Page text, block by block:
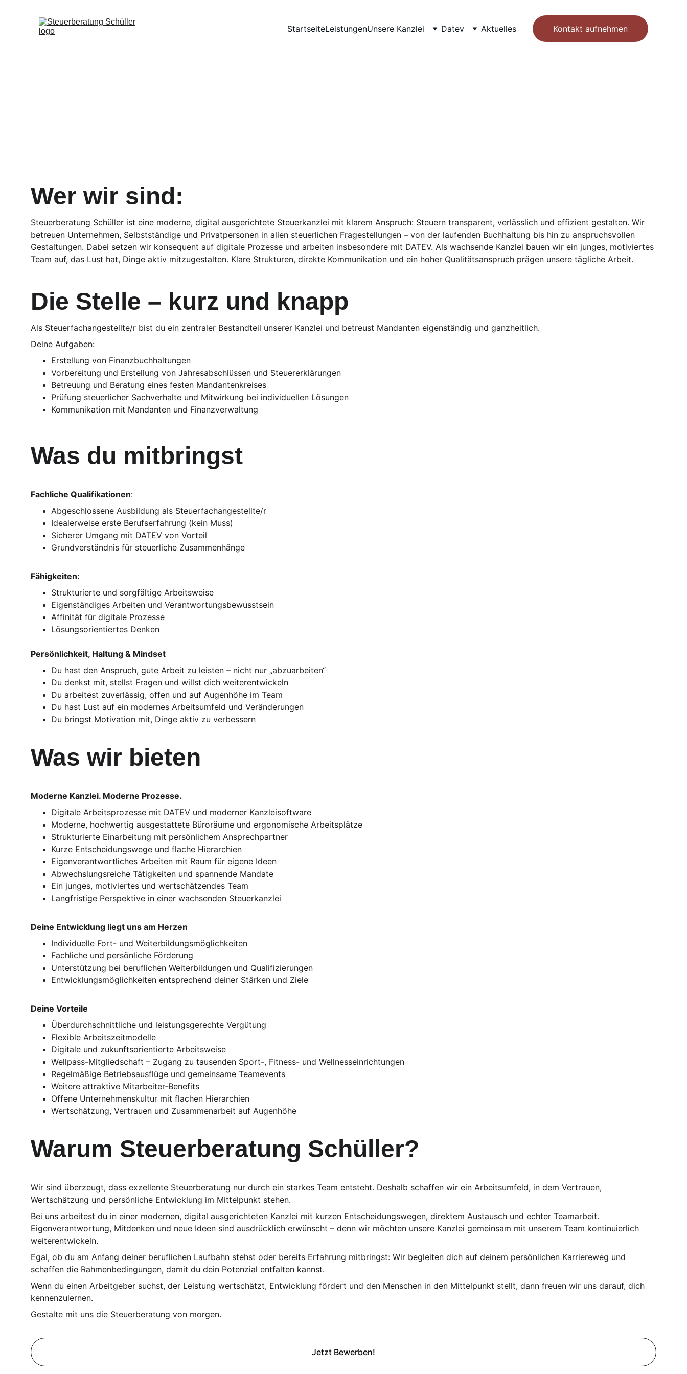
StartseiteLeistungenUnsere Kanzlei Datev Aktuelles Kontakt aufnehmen
Wer wir sind:
Steuerberatung Schüller ist eine moderne, digital ausgerichtete Steuerkanzlei mit klarem Anspruch: Steuern transparent, verlässlich und effizient gestalten. Wir
betreuen Unternehmen, Selbstständige und Privatpersonen in allen steuerlichen Fragestellungen – von der laufenden Buchhaltung bis hin zu anspruchsvollen
Gestaltungen. Dabei setzen wir konsequent auf digitale Prozesse und arbeiten insbesondere mit DATEV. Als wachsende Kanzlei bauen wir ein junges, motiviertes
Team auf, das Lust hat, Dinge aktiv mitzugestalten. Klare Strukturen, direkte Kommunikation und ein hoher Qualitätsanspruch prägen unsere tägliche Arbeit.
Die Stelle – kurz und knapp
Als Steuerfachangestellte/r bist du ein zentraler Bestandteil unserer Kanzlei und betreust Mandanten eigenständig und ganzheitlich.
Deine Aufgaben:
Erstellung von Finanzbuchhaltungen
Vorbereitung und Erstellung von Jahresabschlüssen und Steuererklärungen
Betreuung und Beratung eines festen Mandantenkreises
Prüfung steuerlicher Sachverhalte und Mitwirkung bei individuellen Lösungen
Kommunikation mit Mandanten und Finanzverwaltung
Was du mitbringst
Fachliche Qualifikationen:
Abgeschlossene Ausbildung als Steuerfachangestellte/r
Idealerweise erste Berufserfahrung (kein Muss)
Sicherer Umgang mit DATEV von Vorteil
Grundverständnis für steuerliche Zusammenhänge
Fähigkeiten:
Strukturierte und sorgfältige Arbeitsweise
Eigenständiges Arbeiten und Verantwortungsbewusstsein
Affinität für digitale Prozesse
Lösungsorientiertes Denken
Persönlichkeit, Haltung & Mindset
Du hast den Anspruch, gute Arbeit zu leisten – nicht nur „abzuarbeiten“
Du denkst mit, stellst Fragen und willst dich weiterentwickeln
Du arbeitest zuverlässig, offen und auf Augenhöhe im Team
Du hast Lust auf ein modernes Arbeitsumfeld und Veränderungen
Du bringst Motivation mit, Dinge aktiv zu verbessern
Was wir bieten
Moderne Kanzlei. Moderne Prozesse.
Digitale Arbeitsprozesse mit DATEV und moderner Kanzleisoftware
Moderne, hochwertig ausgestattete Büroräume und ergonomische Arbeitsplätze
Strukturierte Einarbeitung mit persönlichem Ansprechpartner
Kurze Entscheidungswege und flache Hierarchien
Eigenverantwortliches Arbeiten mit Raum für eigene Ideen
Abwechslungsreiche Tätigkeiten und spannende Mandate
Ein junges, motiviertes und wertschätzendes Team
Langfristige Perspektive in einer wachsenden Steuerkanzlei
Deine Entwicklung liegt uns am Herzen
Individuelle Fort- und Weiterbildungsmöglichkeiten
Fachliche und persönliche Förderung
Unterstützung bei beruflichen Weiterbildungen und Qualifizierungen
Entwicklungsmöglichkeiten entsprechend deiner Stärken und Ziele
Deine Vorteile
Überdurchschnittliche und leistungsgerechte Vergütung
Flexible Arbeitszeitmodelle
Digitale und zukunftsorientierte Arbeitsweise
Wellpass-Mitgliedschaft – Zugang zu tausenden Sport-, Fitness- und Wellnesseinrichtungen
Regelmäßige Betriebsausflüge und gemeinsame Teamevents
Weitere attraktive Mitarbeiter-Benefits
Offene Unternehmenskultur mit flachen Hierarchien
Wertschätzung, Vertrauen und Zusammenarbeit auf Augenhöhe
Warum Steuerberatung Schüller?
Wir sind überzeugt, dass exzellente Steuerberatung nur durch ein starkes Team entsteht. Deshalb schaffen wir ein Arbeitsumfeld, in dem Vertrauen,
Wertschätzung und persönliche Entwicklung im Mittelpunkt stehen.
Bei uns arbeitest du in einer modernen, digital ausgerichteten Kanzlei mit kurzen Entscheidungswegen, direktem Austausch und echter Teamarbeit.
Eigenverantwortung, Mitdenken und neue Ideen sind ausdrücklich erwünscht – denn wir möchten unsere Kanzlei gemeinsam mit unserem Team kontinuierlich
weiterentwickeln.
Egal, ob du am Anfang deiner beruflichen Laufbahn stehst oder bereits Erfahrung mitbringst: Wir begleiten dich auf deinem persönlichen Karriereweg und
schaffen die Rahmenbedingungen, damit du dein Potenzial entfalten kannst.
Wenn du einen Arbeitgeber suchst, der Leistung wertschätzt, Entwicklung fördert und den Menschen in den Mittelpunkt stellt, dann freuen wir uns darauf, dich
kennenzulernen.
Gestalte mit uns die Steuerberatung von morgen.
Jetzt Bewerben!